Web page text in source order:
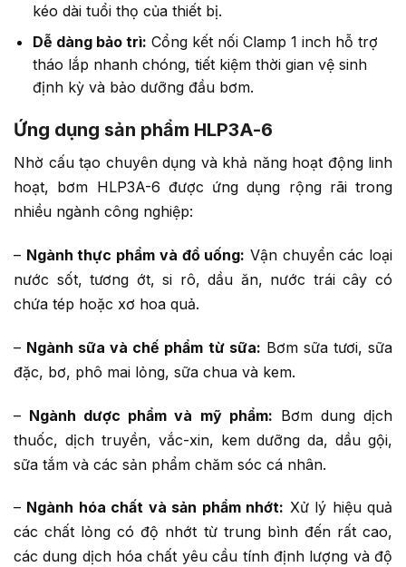
kéo dài tuổi thọ của thiết bị.
Dễ dàng bảo trì: Cổng kết nối Clamp 1 inch hỗ trợ
tháo lắp nhanh chóng, tiết kiệm thời gian vệ sinh
định kỳ và bảo dưỡng đầu bơm.
Ứng dụng sản phẩm HLP3A-6
Nhờ cấu tạo chuyên dụng và khả năng hoạt động linh
hoạt, bơm HLP3A-6 được ứng dụng rộng rãi trong
nhiều ngành công nghiệp:
– Ngành thực phẩm và đồ uống: Vận chuyển các loại
nước sốt, tương ớt, si rô, dầu ăn, nước trái cây có
chứa tép hoặc xơ hoa quả.
– Ngành sữa và chế phẩm từ sữa: Bơm sữa tươi, sữa
đặc, bơ, phô mai lỏng, sữa chua và kem.
– Ngành dược phẩm và mỹ phẩm: Bơm dung dịch
thuốc, dịch truyền, vắc-xin, kem dưỡng da, dầu gội,
sữa tắm và các sản phẩm chăm sóc cá nhân.
– Ngành hóa chất và sản phẩm nhớt: Xử lý hiệu quả
các chất lỏng có độ nhớt từ trung bình đến rất cao,
các dung dịch hóa chất yêu cầu tính định lượng và độ